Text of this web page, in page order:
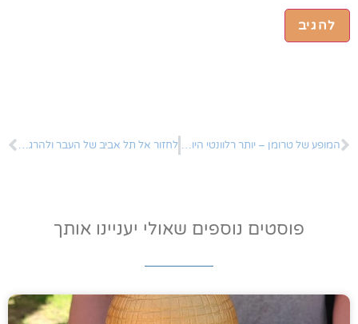
המופע של טרומן – יותר רלוונטי היום מאי פעם! לחזור אל תל אביב של העבר ולהרגיש באירופה
פוסטים נוספים שאולי יעניינו אותך